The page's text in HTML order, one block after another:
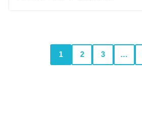
1 2 3 …